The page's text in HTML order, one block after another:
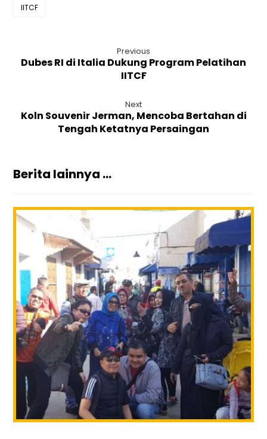
IITCF
Previous
Dubes RI di Italia Dukung Program Pelatihan
IITCF
Next
Koln Souvenir Jerman, Mencoba Bertahan di
Tengah Ketatnya Persaingan
Berita lainnya ...